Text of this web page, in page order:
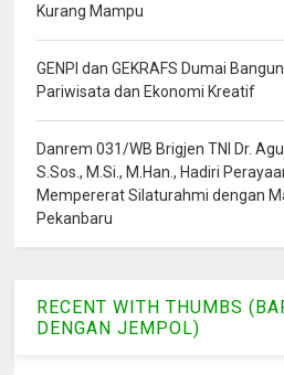
Kurang Mampu
GENPI dan GEKRAFS Dumai
Pariwisata dan Ekonomi Kreatif
Danrem 031/WB Brigjen TNI Dr.
S.Sos., M.Si., M.Han., Hadiri
Mempererat Silaturahmi dengan
Pekanbaru
RECENT WITH THUMBS
DENGAN JEMPOL)